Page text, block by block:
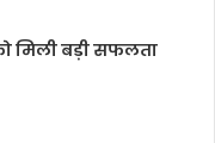
मिली बड़ी सफलता